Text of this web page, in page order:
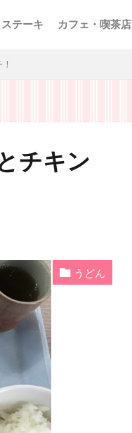
テーキ カフェ・喫茶店
チキン
うどん